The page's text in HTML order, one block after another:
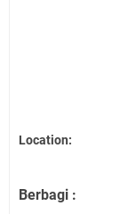
Location:
Berbagi :